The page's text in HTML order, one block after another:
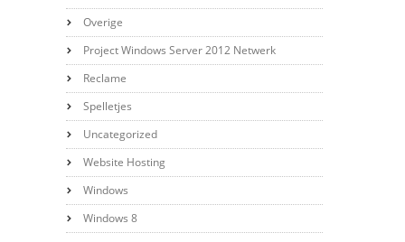
Overige
Project Windows Server 2012 Netwerk
Reclame
Spelletjes
Uncategorized
Website Hosting
Windows
Windows 8